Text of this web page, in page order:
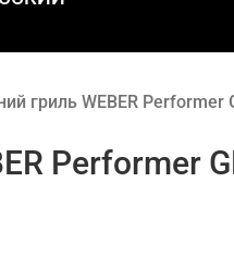
УГОЛЬ
гриль WEBER
Performer